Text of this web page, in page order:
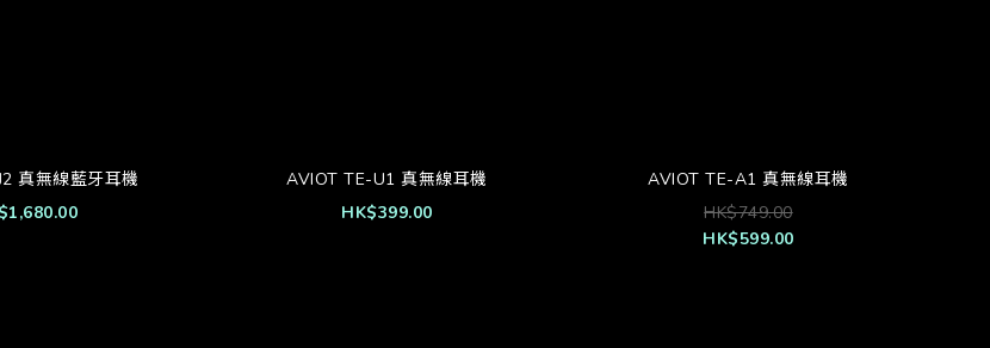
真無線藍牙耳機
AVIOT TE-U1 真無線耳機
HK$399.00
AVIOT TE-A1 真無線耳機
HK$749.00
HK$599.00